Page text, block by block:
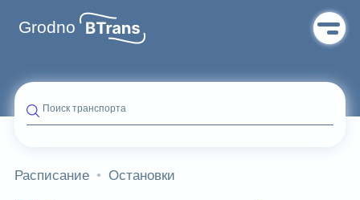
Grodno
Поиск транспорта
Расписание Остановки